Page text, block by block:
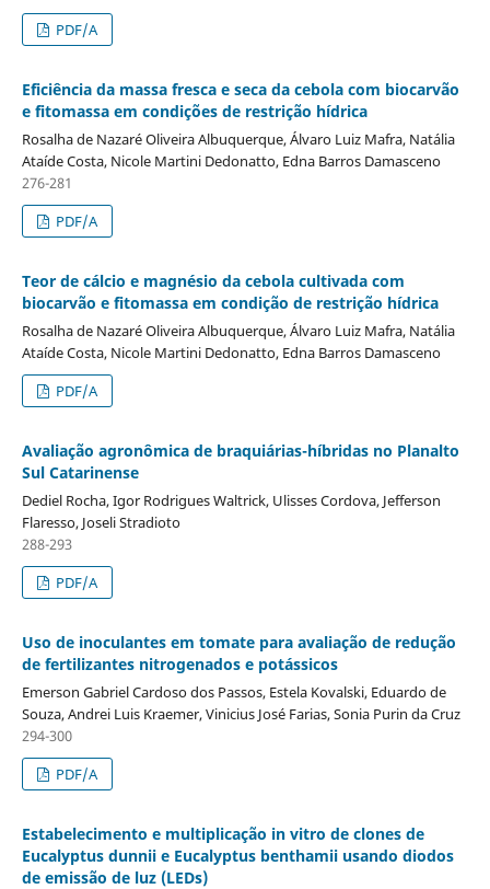
PDF/A
Eficiência da massa fresca e seca da cebola com biocarvão
e fitomassa em condições de restrição hídrica
Rosalha de Nazaré Oliveira Albuquerque, Álvaro Luiz Mafra, Natália
Ataíde Costa, Nicole Martini Dedonatto, Edna Barros Damasceno
276-281
PDF/A
Teor de cálcio e magnésio da cebola cultivada com
biocarvão e fitomassa em condição de restrição hídrica
Rosalha de Nazaré Oliveira Albuquerque, Álvaro Luiz Mafra, Natália
Ataíde Costa, Nicole Martini Dedonatto, Edna Barros Damasceno
PDF/A
Avaliação agronômica de braquiárias-híbridas no Planalto
Sul Catarinense
Dediel Rocha, Igor Rodrigues Waltrick, Ulisses Cordova, Jefferson
Flaresso, Joseli Stradioto
288-293
PDF/A
Uso de inoculantes em tomate para avaliação de redução
de fertilizantes nitrogenados e potássicos
Emerson Gabriel Cardoso dos Passos, Estela Kovalski, Eduardo de
Souza, Andrei Luis Kraemer, Vinicius José Farias, Sonia Purin da Cruz
294-300
PDF/A
Estabelecimento e multiplicação in vitro de clones de
Eucalyptus dunnii e Eucalyptus benthamii usando diodos
de emissão de luz (LEDs)